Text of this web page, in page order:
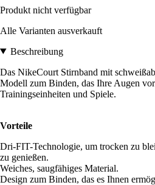
Produkt nicht verfügbar
Alle Varianten ausverkauft
Beschreibung
Das NikeCourt Stirnband mit
Modell zum Binden, das Ihre Augen
Trainingseinheiten und Spiele.
Vorteile
Dri-FIT-Technologie, um trocken zu
zu genießen.
Weiches, saugfähiges Material.
Design zum Binden, das es Ihnen